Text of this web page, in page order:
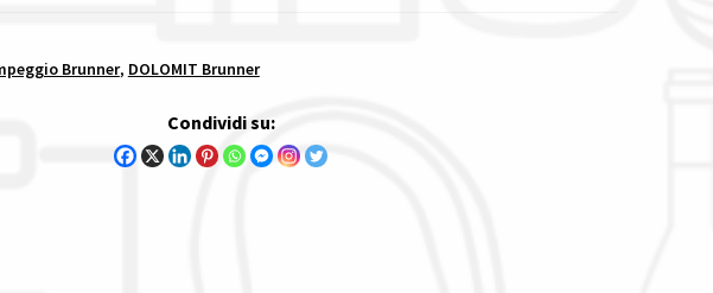
Brunner, DOLOMIT Brunner
Condividi su: